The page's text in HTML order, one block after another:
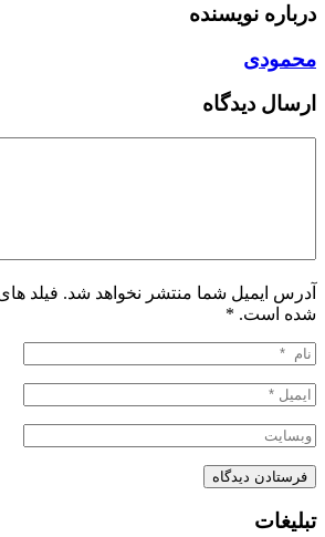
درباره نویسنده
محمودی
ارسال دیدگاه
آدرس ایمیل شما منتشر نخواهد شد.
شده است. *
تبلیغات